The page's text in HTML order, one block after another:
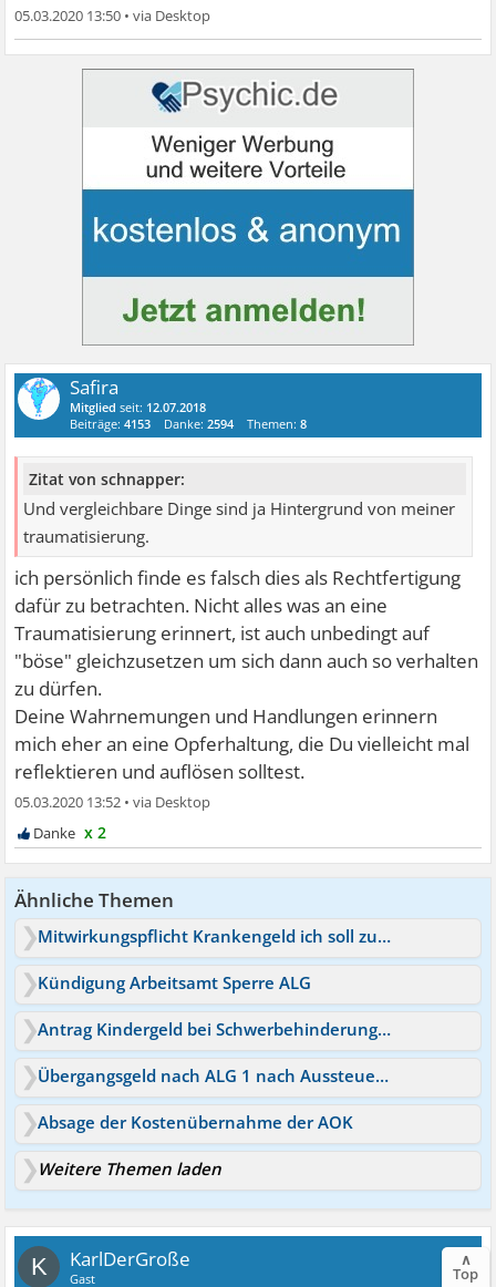
05.03.2020 13:50 •
Safira
Mitglied seit: 12.07.2018
Beiträge:4153 Danke:2594 Themen:8
Zitat von schnapper:
Und vergleichbare Dinge sind ja Hintergrund von meiner
traumatisierung.
ich persönlich finde es falsch dies als Rechtfertigung
dafür zu betrachten. Nicht alles was an eine
Traumatisierung erinnert, ist auch unbedingt auf
"böse" gleichzusetzen um sich dann auch so verhalten
zu dürfen.
Deine Wahrnemungen und Handlungen erinnern
mich eher an eine Opferhaltung, die Du vielleicht mal
reflektieren und auflösen solltest.
05.03.2020 13:52 •
x 2
Ähnliche Themen
Mitwirkungspflicht Krankengeld ich soll zum Psychiater
Kündigung Arbeitsamt Sperre ALG
Antrag Kindergeld bei Schwerbehinderung Anrechnung ALG?
Übergangsgeld nach ALG 1 nach Aussteuerung
Absage der Kostenübernahme der AOK
Weitere Themen laden
K KarlDerGroße
Gast
∧
Top